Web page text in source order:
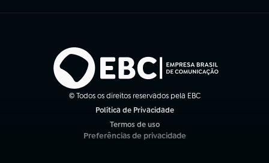
© Todos os direitos reservados pela EBC
Política de Privacidade
Termos de uso
(abre em nova aba)
Preferências de privacidade